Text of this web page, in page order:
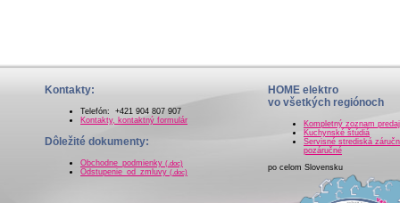
Kontakty:
Telefón: +421 904 807 907
Kontakty, kontaktný formulár
Dôležité dokumenty:
Obchodne_podmienky (.doc)
Odstupenie_od_zmluvy (.doc)
HOME elektro
vo všetkých regiónoch
Kompletný zoznam
Kuchynské štúdiá
Servisné strediská
pozáručné
po celom Slovensku